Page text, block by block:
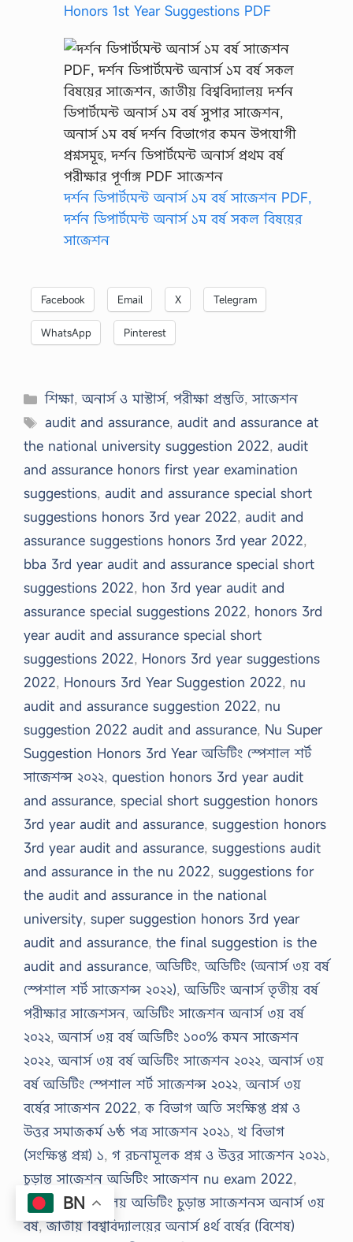
Honors 1st Year Suggestions PDF
দর্শন ডিপার্টমেন্ট অনার্স ১ম বর্ষ সাজেশন PDF,
দর্শন ডিপার্টমেন্ট অনার্স ১ম বর্ষ সকল বিষয়ের
সাজেশন
Facebook Email X Telegram
WhatsApp Pinterest
Categories
শিক্ষা,অনার্স ও মাস্টার্স,পরীক্ষা প্রস্তুতি,সাজেশন
Tags
audit and assurance,audit and assurance at
the national university suggestion 2022, audit
and assurance honors first year examination
suggestions, audit and assurance special short
suggestions honors 3rd year 2022, audit and
assurance suggestions honors 3rd year 2022,
bba 3rd year audit and assurance special short
suggestions 2022, hon 3rd year audit and
assurance special suggestions 2022, honors 3rd
year audit and assurance special short
suggestions 2022, Honors 3rd year suggestions
2022, Honours 3rd Year Suggestion 2022, nu
audit and assurance suggestion 2022, nu
suggestion 2022 audit and assurance, Nu Super
Suggestion Honors 3rd Year অডিটিং স্পেশাল শর্ট
সাজেশন্স ২০২২, question honors 3rd year audit
and assurance, special short suggestion honors
3rd year audit and assurance, suggestion honors
3rd year audit and assurance, suggestions audit
and assurance in the nu 2022, suggestions for
the audit and assurance in the national
university, super suggestion honors 3rd year
audit and assurance, the final suggestion is the
audit and assurance,অডিটিং,অডিটিং (অনার্স ৩য় বর্ষ
স্পেশাল শর্ট সাজেশন্স ২০২২),অডিটিং অনার্স তৃতীয় বর্ষ
পরীক্ষার সাজেশসন,অডিটিং সাজেশন অনার্স ৩য় বর্ষ
২০২২,অনার্স ৩য় বর্ষ অডিটিং ১০০% কমন সাজেশন
২০২২,অনার্স ৩য় বর্ষ অডিটিং সাজেশন ২০২২,অনার্স ৩য়
বর্ষ অডিটিং স্পেশাল শর্ট সাজেশন্স ২০২২,অনার্স ৩য়
বর্ষের সাজেশন 2022,ক বিভাগ অতি সংক্ষিপ্ত প্রশ্ন ও
উত্তর সমাজকর্ম ৬ষ্ঠ পত্র সাজেশন ২০২১, খ বিভাগ
(সংক্ষিপ্ত প্রশ্ন) ১, গ রচনামূলক প্রশ্ন ও উত্তর সাজেশন ২০২১,
চুড়ান্ত সাজেশন অডিটিং সাজেশন nu exam 2022,
জাতীয় বিশ্ববিদ্যালয় অডিটিং চুড়ান্ত সাজেশনস অনার্স ৩য়
বর্ষ,জাতীয় বিশ্ববিদ্যালয়ের অনার্স ৪র্থ বর্ষের (বিশেষ)
BN